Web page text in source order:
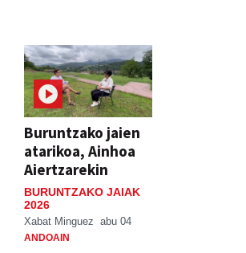
Buruntzako jaien
atarikoa, Ainhoa
Aiertzarekin
BURUNTZAKO JAIAK
2026
Xabat Minguez abu 04
ANDOAIN